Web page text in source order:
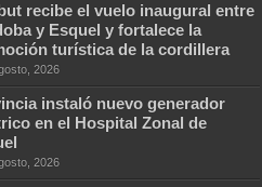
recibe el vuelo inaugural entre
y Esquel y fortalece la
turística de la cordillera
2026
instaló nuevo generador
en el Hospital Zonal de
2026